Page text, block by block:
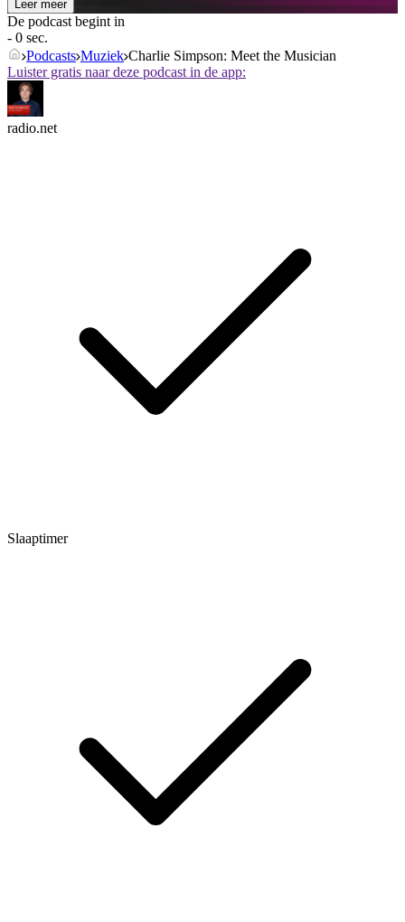
Leer meer
De podcast begint in
- 0 sec.
Podcasts Muziek Charlie Simpson: Meet the Musician
Luister gratis naar deze podcast in de app:
radio.net
Slaaptimer